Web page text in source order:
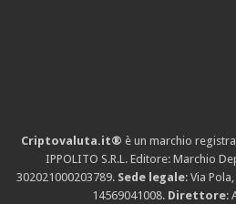
Criptovaluta.it® è un marchio
IPPOLITO S.R.L. Editore: Marchio
302021000203789. Sede legale: Via
14569041008. Direttore: